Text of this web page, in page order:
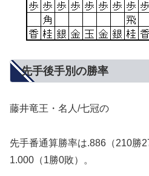
先手後手別の勝率
藤井竜王・名人/七冠の
先手番通算勝率は.886（210勝
1.000（1勝0敗）。